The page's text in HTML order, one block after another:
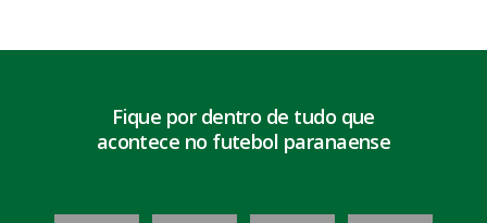
Fique por dentro de tudo que
acontece no futebol paranaense